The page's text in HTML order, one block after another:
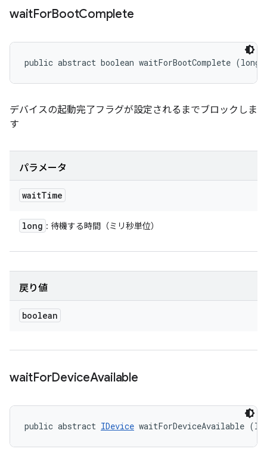
waitForBootComplete
public abstract boolean waitForBootComplete (long
デバイスの起動完了フラグが設定されるまでブロックしま
す
パラメータ
waitTime
long : 待機する時間（ミリ秒単位）
戻り値
boolean
waitForDeviceAvailable
public abstract IDevice waitForDeviceAvailable